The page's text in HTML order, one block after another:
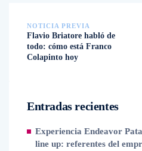
NOTICIA PREVIA
Flavio Briatore habló de
todo: cómo está Franco
Colapinto hoy
Entradas recientes
Experiencia Endeavor
line up: referentes del